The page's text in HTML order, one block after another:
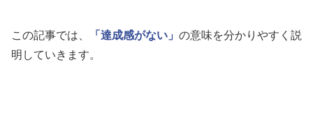
この記事では、 「達成感がない」 の意味を分かりやすく説
明していきます。